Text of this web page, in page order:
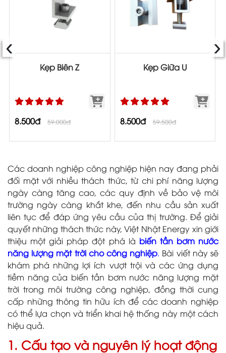
Kẹp Biên Z
8.500đ 59.000đ
Kẹp Giữa U
8.500đ 59.500đ
‹ ›
Các doanh nghiệp công nghiệp hiện nay đang phải
đối mặt với nhiều thách thức, từ chi phí năng lượng
ngày càng tăng cao, các quy định về bảo vệ môi
trường ngày càng khắt khe, đến nhu cầu sản xuất
liên tục để đáp ứng yêu cầu của thị trường. Để giải
quyết những thách thức này, Việt Nhật Energy xin giới
thiệu một giải pháp đột phá là biến tần bơm nước
năng lượng mặt trời cho công nghiệp. Bài viết này sẽ
khám phá những lợi ích vượt trội và các ứng dụng
tiềm năng của biến tần bơm nước năng lượng mặt
trời trong môi trường công nghiệp, đồng thời cung
cấp những thông tin hữu ích để các doanh nghiệp
có thể lựa chọn và triển khai hệ thống này một cách
hiệu quả.
1. Cấu tạo và nguyên lý hoạt động